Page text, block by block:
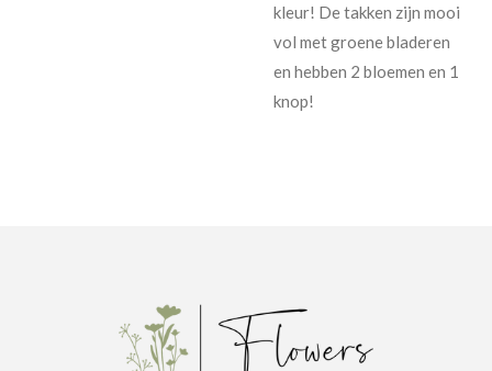
kleur! De takken zijn mooi
vol met groene bladeren
en hebben 2 bloemen en 1
knop!